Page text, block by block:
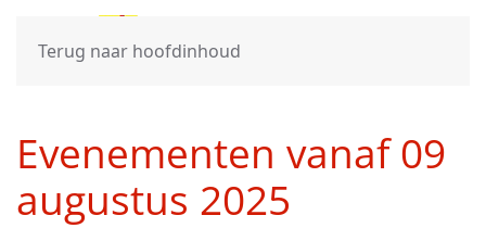
Terug naar hoofdinhoud
Evenementen vanaf 09
augustus 2025